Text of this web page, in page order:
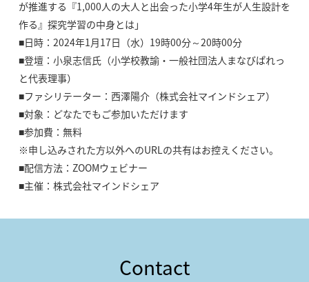
が推進する『1,000人の大人と出会った小学4年生が人生設計を
作る』探究学習の中身とは」
■日時：2024年1月17日（水）19時00分～20時00分
■登壇：小泉志信氏（小学校教諭・一般社団法人まなびぱれっ
と代表理事）
■ファシリテーター：西澤陽介（株式会社マインドシェア）
■対象：どなたでもご参加いただけます
■参加費：無料
※申し込みされた方以外へのURLの共有はお控えください。
■配信方法：ZOOMウェビナー
■主催：株式会社マインドシェア
Contact